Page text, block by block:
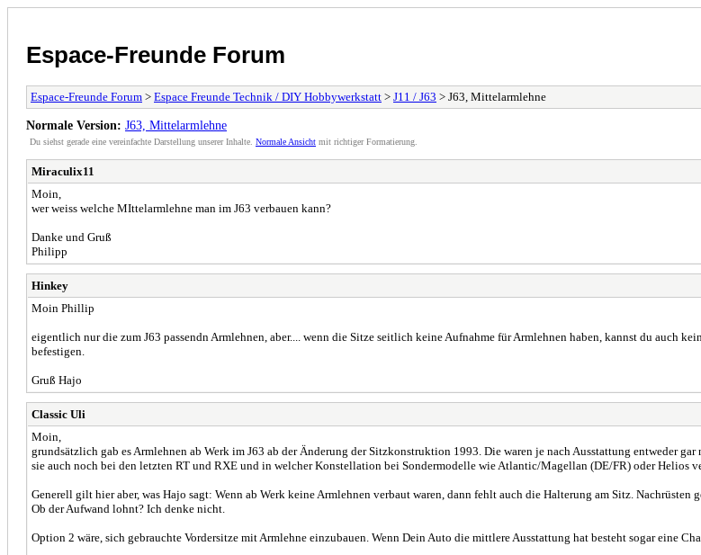
Espace-Freunde Forum
Espace-Freunde Forum > Espace Freunde Technik / DIY Hobbywerkstatt > J11 / J63 > J63, Mittelarmlehne
Normale Version: J63, Mittelarmlehne
Du siehst gerade eine vereinfachte Darstellung unserer Inhalte. Normale Ansicht mit richtiger Formatierung.
Miraculix11
Moin,
wer weiss welche MIttelarmlehne man im J63 verbauen kann?
Danke und Gruß
Philipp
Hinkey
Moin Phillip
eigentlich nur die zum J63 passendn Armlehnen, aber.... wenn die Sitze seitlich keine Aufnahme für Armlehnen haben, kannst du auch
befestigen.
Gruß Hajo
Classic Uli
Moin,
grundsätzlich gab es Armlehnen ab Werk im J63 ab der Änderung der Sitzkonstruktion 1993. Die waren je nach Ausstattung entweder
sie auch noch bei den letzten RT und RXE und in welcher Konstellation bei Sondermodelle wie Atlantic/Magellan (DE/FR) oder Helios
Generell gilt hier aber, was Hajo sagt: Wenn ab Werk keine Armlehnen verbaut waren, dann fehlt auch die Halterung am Sitz.
Ob der Aufwand lohnt? Ich denke nicht.
Option 2 wäre, sich gebrauchte Vordersitze mit Armlehne einzubauen. Wenn Dein Auto die mittlere Ausstattung hat besteht sogar eine